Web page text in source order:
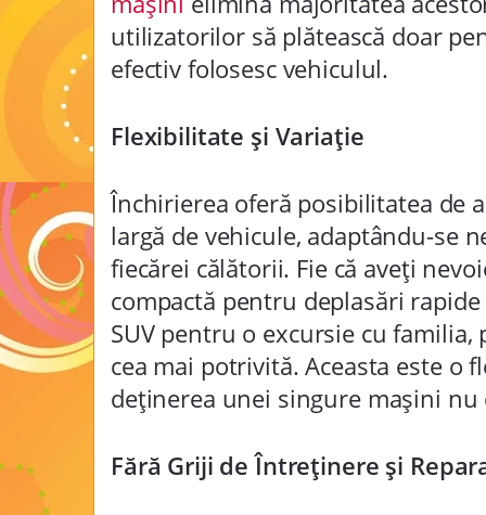
utilizatorilor să plătească doar
efectiv folosesc vehiculul.
Flexibilitate și Variație
Închirierea oferă posibilitatea de
largă de vehicule, adaptându-se
fiecărei călătorii. Fie că aveți
compactă pentru deplasări
SUV pentru o excursie cu
cea mai potrivită. Aceasta este o
deținerea unei singure mașini nu
Fără Griji de Întreținere și